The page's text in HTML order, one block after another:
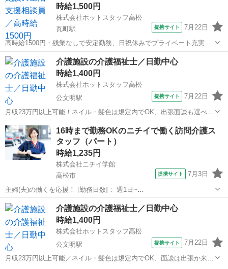
時給1,500円
株式会社ホットスタッフ高松
瓦町駅
提携サイト 7月22日
高時給1500円・残業なしで安定勤務、日祝休みでプライベート充実
【仕事内容】 ----------------------------------------- ＜ 作業内容 ＞ 施設内
での「生活相談員」業務をお願...
香川 瓦町駅 介護
介護施設の介護福祉士／日勤中心
時給1,400円
株式会社ホットスタッフ高松
公文明駅
提携サイト 7月22日
月収23万円以上可能！ネイル・髪色は規定内でOK、出張面談も選べる
日勤中心の職場 【仕事内容】 ---------------------------------- 《仕事内容》
■オムツ交換 ■入浴介助 ■...
香川 木田郡 公文明駅
16時まで勤務OKのニチイで働く訪問介護ス
タッフ（パート）
時給1,235円
株式会社ニチイ学館
高松市
提携サイト 7月3日
主婦(夫)の働くを応援！ [勤務日数]： 週1日~
10:00~16:00/09:00~15:00/08:00~12:00/09:00~17:00/10:00~18:00 月/
火/水/木/金/土/日 などから選べます [...
香川 ケアマネージャー
介護施設の介護福祉士／日勤中心
時給1,400円
株式会社ホットスタッフ高松
公文明駅
提携サイト 7月22日
月収23万円以上可能／ネイル・髪色は規定内でOK、面談は出張か来店